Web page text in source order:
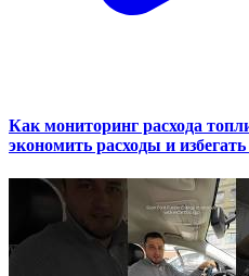
Как мониторинг расхода
экономить расходы и